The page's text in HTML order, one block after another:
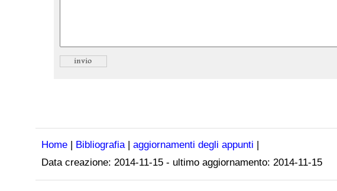
Home | Bibliografia| aggiornamenti degli appunti |
Data creazione: 2014-11-15 - ultimo aggiornamento: 2014-11-15